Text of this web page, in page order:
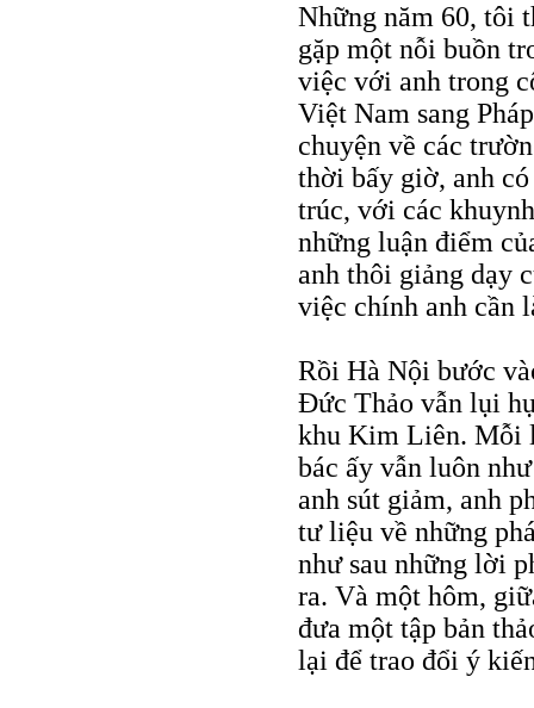
Những năm 60, tôi
gặp một nỗi buồn
việc với anh trong
Việt Nam sang
chuyện về các
thời bấy giờ, anh
trúc, với các
những luận điểm
anh thôi giảng dạy
việc chính anh cần
Rồi Hà Nội bước
Đức Thảo vẫn lụi
khu Kim Liên. Mỗi
bác ấy vẫn luôn
anh sút giảm, anh
tư liệu về những
như sau những lời
ra. Và một hôm,
đưa một tập bản
lại để trao đổi ý